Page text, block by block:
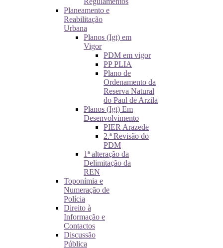
Planeamento e
Reabilitação
Urbana
Planos (Igt) em
Vigor
PDM em vigor
PP PLIA
Plano de
Ordenamento da
Reserva Natural
do Paul de Arzila
Planos (Igt) Em
Desenvolvimento
PIER Arazede
2.ª Revisão do
PDM
1ª alteração da
Delimitação da
REN
Toponímia e
Numeração de
Polícia
Direito à
Informação e
Contactos
Discussão
Pública